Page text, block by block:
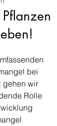
bei
gehen wir
Rolle